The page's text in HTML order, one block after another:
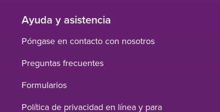
Ayuda y asistencia
Póngase en contacto con nosotros
Preguntas frecuentes
Formularios
Política de privacidad en línea y para